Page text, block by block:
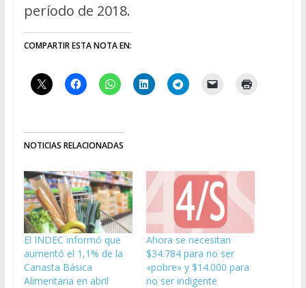
período de 2018.
COMPARTIR ESTA NOTA EN:
NOTICIAS RELACIONADAS
El INDEC informó que
aumentó el 1,1% de la
Canasta Básica
Alimentaria en abril
Ahora se necesitan
$34.784 para no ser
«pobre» y $14.000 para
no ser indigente